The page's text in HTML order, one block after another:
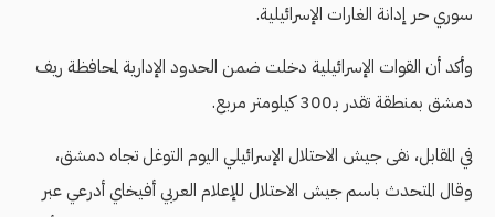
سوري حر إدانة الغارات الإسرائيلية.
وأكد أن القوات الإسرائيلية دخلت ضمن الحدود الإدارية لمحافظة ريف
دمشق بمنطقة تقدر بـ300 كيلومتر مربع.
في المقابل، نفى جيش الاحتلال الإسرائيلي اليوم التوغل تجاه دمشق،
وقال المتحدث باسم جيش الاحتلال للإعلام العربي أفيخاي أدرعي عبر